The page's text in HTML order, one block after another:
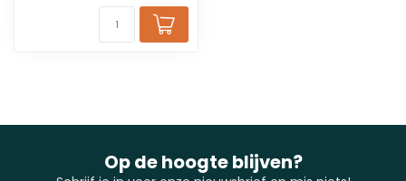
Op de hoogte blijven?